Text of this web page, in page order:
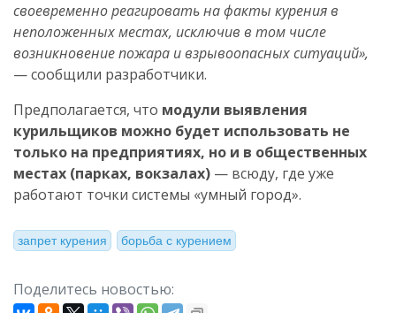
своевременно реагировать на факты курения в
неположенных местах, исключив в том числе
возникновение пожара и взрывоопасных ситуаций»,
— сообщили разработчики.
Предполагается, что модули выявления
курильщиков можно будет использовать не
только на предприятиях, но и в общественных
местах (парках, вокзалах) — всюду, где уже
работают точки системы «умный город».
запрет курения борьба с курением
Поделитесь новостью: